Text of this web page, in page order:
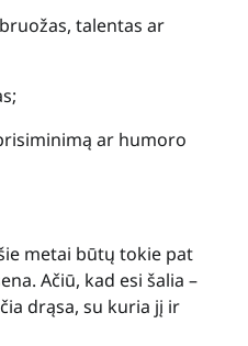
talentas ar
ar humoro
metai būtų tokie pat
Ačiū, kad esi šalia –
drąsa, su kuria jį ir